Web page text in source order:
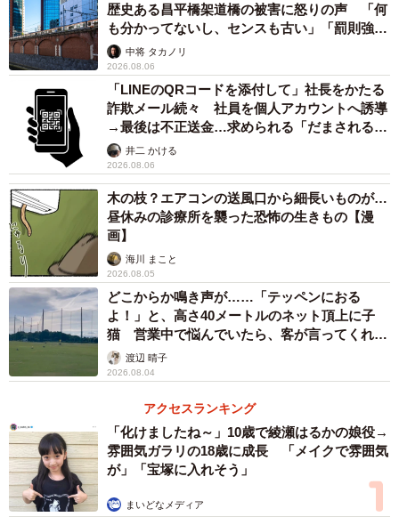
歴史ある昌平橋架道橋の被害に怒りの声 「何
も分かってないし、センスも古い」「罰則強化
して」中将 タカノリ
2026.08.06
「LINEのQRコードを添付して」社長をかたる
詐欺メール続々 社員を個人アカウントへ誘導
→最後は不正送金…求められる「だまされる前
提」の対策
井二 かける
2026.08.06
木の枝？エアコンの送風口から細長いものが…
昼休みの診療所を襲った恐怖の生きもの【漫
画】
海川 まこと
2026.08.05
どこからか鳴き声が……「テッペンにおる
よ！」と、高さ40メートルのネット頂上に子
猫 営業中で悩んでいたら、客が言ってくれた
のは？渡辺 晴子
2026.08.04
アクセスランキング
「化けましたね～」10歳で綾瀬はるかの娘役→
雰囲気ガラリの18歳に成長 「メイクで雰囲気
が」「宝塚に入れそう」
まいどなメディア